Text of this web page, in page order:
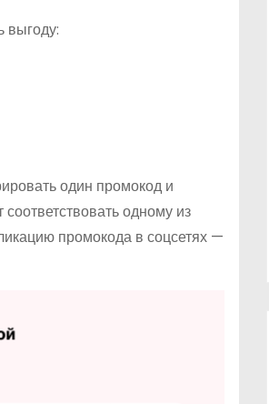
выгоду:
один промокод и
одному из
промокода в соцсетях —